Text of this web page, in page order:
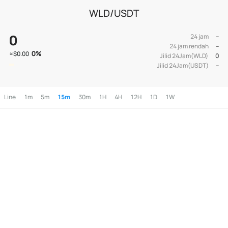
WLD/USDT
0
≈$0.00 0%
24 jam
--
24 jam rendah
--
Jilid 24Jam(WLD)
0
Jilid 24Jam(USDT)
--
Line 1m 5m 15m 30m 1H 4H 12H 1D 1W